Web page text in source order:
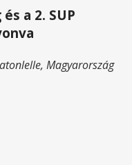
a 2. SUP
Magyarország